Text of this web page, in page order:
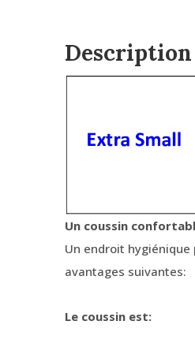
Un coussin
Un endroit hygiénique
avantages suivantes:
Le coussin est: